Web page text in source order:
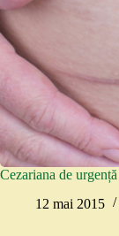
Cezariana de
12 mai 2015